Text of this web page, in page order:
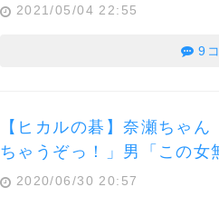
2021/05/04 22:55
9
【ヒカルの碁】奈瀬ちゃ
ちゃうぞっ！」男「この
2020/06/30 20:57